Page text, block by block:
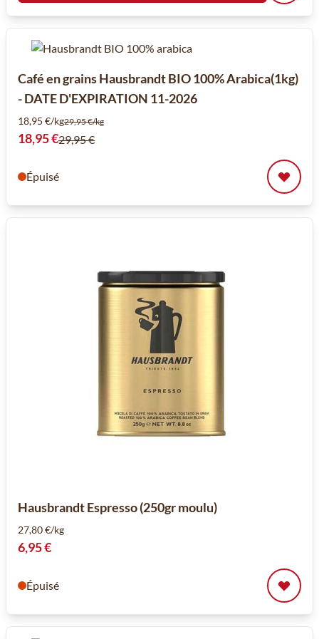
Café en grains Hausbrandt BIO 100% Arabica(1kg)
- DATE D'EXPIRATION 11-2026
18,95 €/kg29,95 €/kg
Prix spécial
18,95 €29,95 €
Épuisé
Hausbrandt Espresso (250gr moulu)
27,80 €/kg
6,95 €
Épuisé